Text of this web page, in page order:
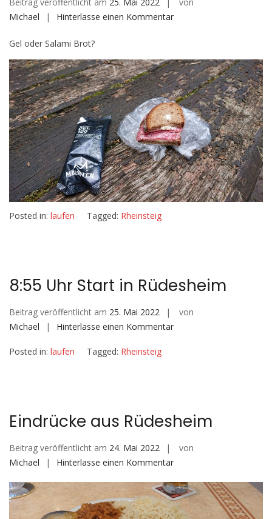
Michael
Hinterlasse einen Kommentarauf
–
18,2
km
Pause
Gel oder Salami Brot?
Posted in: laufen Tagged: Rheinsteig
8:55 Uhr Start in Rüdesheim
Beitrag veröffentlicht am 25. Mai 2022
von
Michael
Hinterlasse einen Kommentarauf
Posted in: laufen Tagged: Rheinsteig
Eindrücke aus Rüdesheim
Beitrag veröffentlicht am 24. Mai 2022
von
Michael
Hinterlasse einen Kommentarauf
aus
Rüdesheim